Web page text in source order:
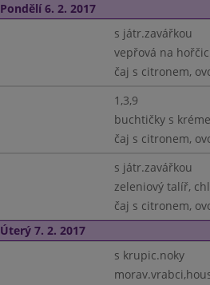
Pondělí 6. 2. 2017
s játr.zavářkou
vepřová na
čaj s citronem,
1,3,9
buchtičky s
čaj s citronem,
s játr.zavářkou
zeleniový talíř,
čaj s citronem,
Úterý 7. 2. 2017
s krupic.noky